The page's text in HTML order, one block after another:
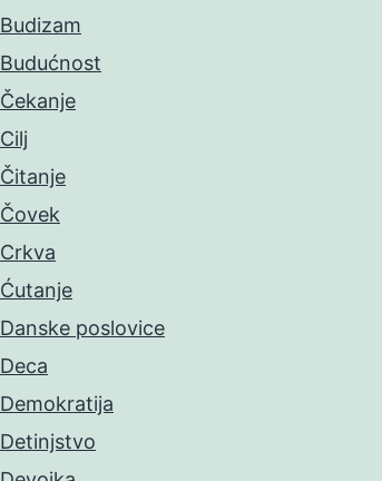
Budizam
Budućnost
Čekanje
Cilj
Čitanje
Čovek
Crkva
Ćutanje
Danske poslovice
Deca
Demokratija
Detinjstvo